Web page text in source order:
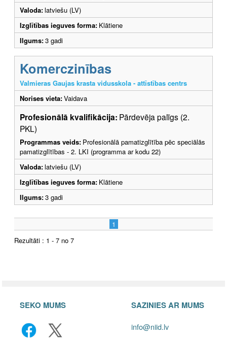
Valoda:latviešu (LV)
Izglītības ieguves forma: Klātiene
Ilgums:3 gadi
Komerczinības
Valmieras Gaujas krasta vidusskola - attīstības centrs
Norises vieta:Vaidava
Profesionālā kvalifikācija: Pārdevēja palīgs (2.
PKL)
Programmas veids: Profesionālā pamatizglītība pēc speciālās
pamatizglītības - 2. LKI (programma ar kodu 22)
Valoda:latviešu (LV)
Izglītības ieguves forma: Klātiene
Ilgums:3 gadi
1
Rezultāti : 1 - 7 no 7
SEKO MUMS SAZINIES AR MUMS
info@niid.lv